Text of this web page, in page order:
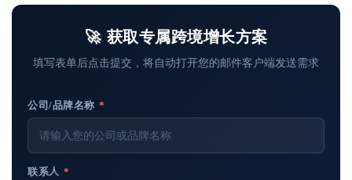
🚀 获取专属跨境增长方案
填写表单后点击提交，将自动打开您的邮件客户端发送需求
公司/品牌名称 *
联系人 *